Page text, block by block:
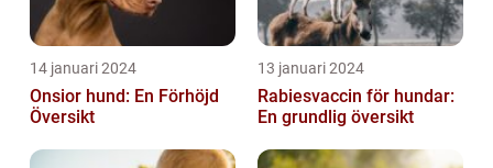
14 januari 2024
Onsior hund: En Förhöjd
Översikt
13 januari 2024
Rabiesvaccin för hundar:
En grundlig översikt